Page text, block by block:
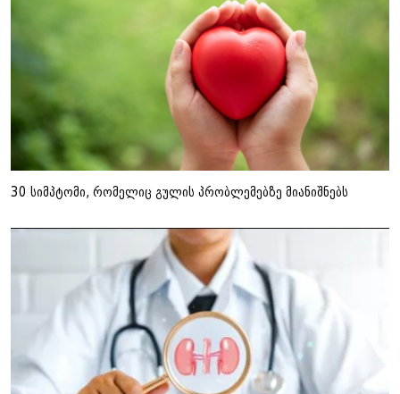
30 სიმპტომი, რომელიც გულის პრობლემებზე მიანიშნებს